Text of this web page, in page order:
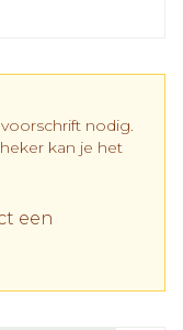
nodig.
kan je het
een